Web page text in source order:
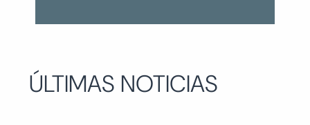
ÚLTIMAS NOTICIAS